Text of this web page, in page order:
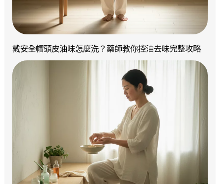
戴安全帽頭皮油味怎麼洗？藥師教你控油去味完整攻略